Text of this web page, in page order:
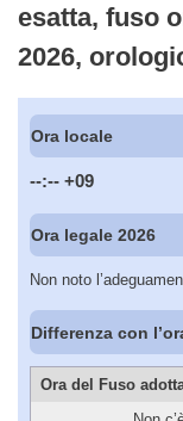
esatta, fuso
2026,
Ora locale
--:-- +09
Ora legale 2026
Non noto
Differenza con
Ora del Fuso